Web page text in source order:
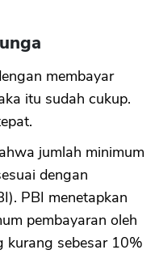
membayar
itu sudah cukup.
jumlah minimum
dengan
PBI menetapkan
pembayaran oleh
kurang sebesar 10%